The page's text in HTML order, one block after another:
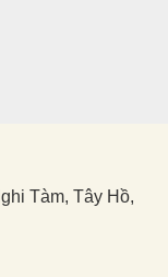
Tàm, Tây Hồ,